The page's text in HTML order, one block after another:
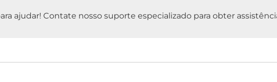
ajudar! Contate nosso suporte especializado para obter